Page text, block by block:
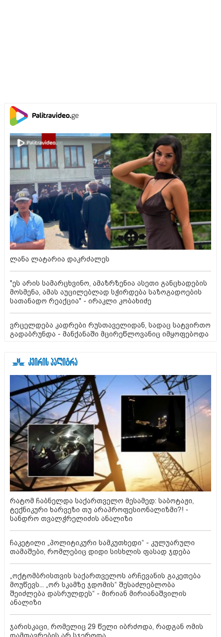
ლანა ლატარია დაკრძალეს
"ეს არის სამარცხვინო, ამაზრზენია ასეთი განცხადების
მოსმენა, ამას აუცილებლად სჭირდება საზოგადოების
სათანადო რეაქცია" - ირაკლი კობახიძე
ვრცელდება კადრები რუსთაველიდან, სადაც სატვირთო
გადაბრუნდა - მანქანაში მცირეწლოვანიც იმყოფებოდა
რატომ ჩაბნელდა საქართველო მესამედ: საბოტაჟი,
ტექნიკური ხარვეზი თუ არაპროფესიონალიზმი?! -
სანდრო თვალჭრელიძის ანალიზი
ჩაკეტილი „პოლიტიკური სამკუთხედი“ - კულუარული
თამაშები, რომლებიც დიდი სისხლის ფასად ჯდება
„ოქტომბრისთვის საქართველოს არჩევანის გაკეთება
მოუწევს... „ორ სკამზე ჯდომის“ შესაძლებლობა
შეიძლება დასრულდეს“ - მირიან მირიანაშვილის
ანალიზი
ჯარისკაცი, რომელიც 29 წელი იბრძოდა, რადგან ომის
დამთავრების არ სჯეროდა...